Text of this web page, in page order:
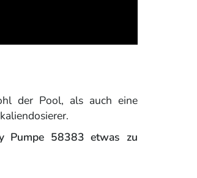
der Pool, als auch eine
Pumpe 58383 etwas zu